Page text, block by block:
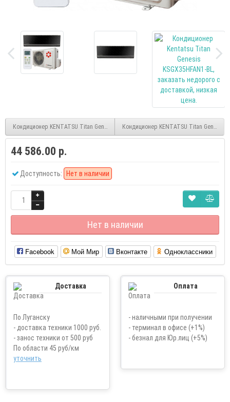
Кондиционер KENTATSU Titan Genesis KSGX26HFAN1-BLКондиционер KENTATSU Titan Genesis
44 586.00 р.
Доступность: Нет в наличии
Нет в наличии
Facebook Мой Мир Вконтакте Одноклассники
Доставка
По Луганску
- доставка техники 1000 руб.
- занос техники от 500 руб
По области 45 руб/км
уточнить
Оплата
- наличными при получении
- терминал в офисе (+1%)
- безнал для Юр.лиц (+5%)